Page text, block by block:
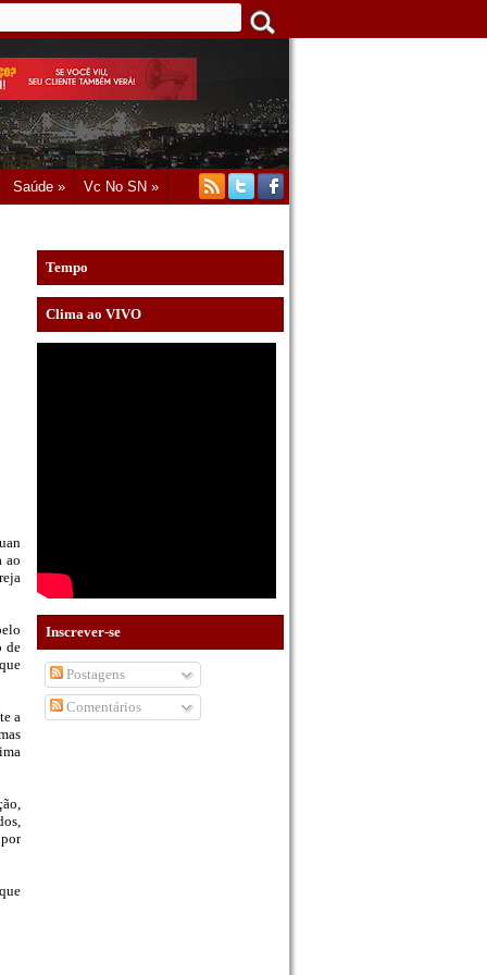
Saúde » Vc No SN »
ao
de
a
Tempo
Clima ao VIVO
Inscrever-se
Postagens
Comentários